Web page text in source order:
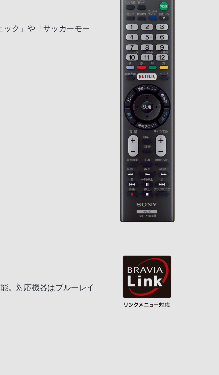
ック」や「サッカーモー
。対応機器はブルーレイ